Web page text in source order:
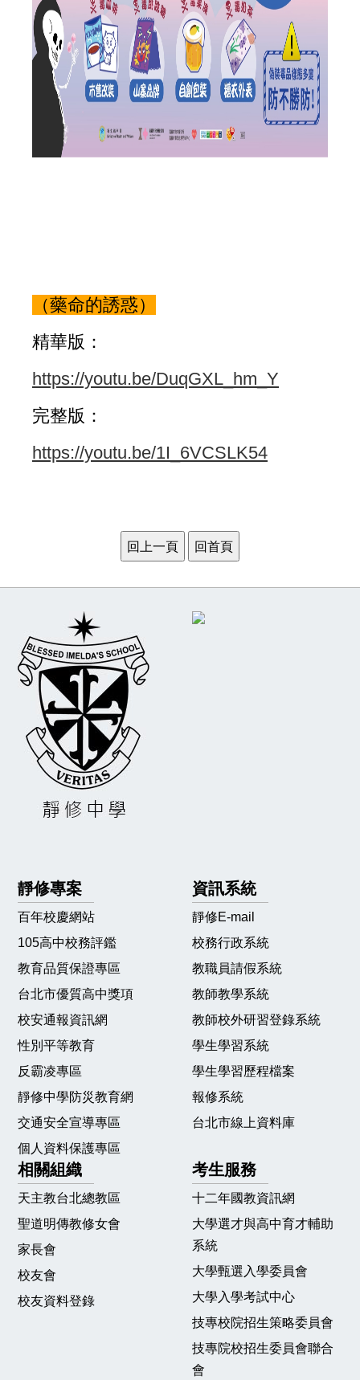
（藥命的誘惑）
精華版：
https://youtu.be/DuqGXL_hm_Y
完整版：
https://youtu.be/1I_6VCSLK54
靜修專案
百年校慶網站
105高中校務評鑑
教育品質保證專區
台北市優質高中獎項
校安通報資訊網
性別平等教育
反霸凌專區
靜修中學防災教育網
交通安全宣導專區
個人資料保護專區
資訊系統
靜修E-mail
校務行政系統
教職員請假系統
教師教學系統
教師校外研習登錄系統
學生學習系統
學生學習歷程檔案
報修系統
台北市線上資料庫
相關組織
天主教台北總教區
聖道明傳教修女會
家長會
校友會
校友資料登錄
考生服務
十二年國教資訊網
大學選才與高中育才輔助
系統
大學甄選入學委員會
大學入學考試中心
技專校院招生策略委員會
技專院校招生委員會聯合
會